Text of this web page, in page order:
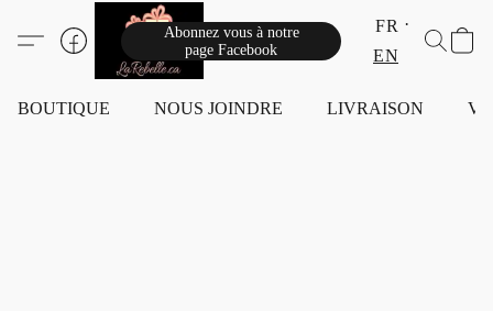
Abonnez vous à notre
page Facebook
FR
EN
BOUTIQUE NOUS JOINDRE LIVRAISON